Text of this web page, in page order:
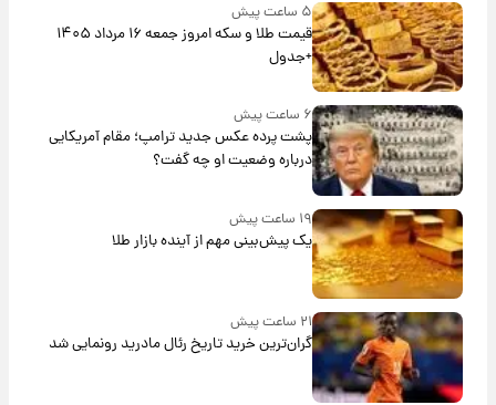
۵ ساعت پیش
قیمت طلا و سکه امروز جمعه ۱۶ مرداد ۱۴۰۵
+جدول
۶ ساعت پیش
پشت پرده عکس جدید ترامپ؛ مقام آمریکایی
درباره وضعیت او چه گفت؟
۱۹ ساعت پیش
یک پیش‌بینی مهم از آینده بازار طلا
۲۱ ساعت پیش
گران‌ترین خرید تاریخ رئال مادرید رونمایی شد